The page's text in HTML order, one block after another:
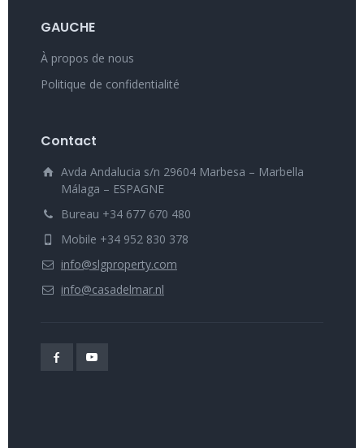
GAUCHE
À propos de nous
Politique de confidentialité
Contact
Avda Andalucia s/n 29604 Marbesa – Marbella
Málaga – ESPAGNE
Bureau +34 677 670 480
Mobile +34 952 830 378
info@slgproperty.com
info@casadelmar.nl